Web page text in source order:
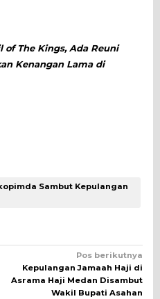
of The Kings, Ada Reuni
Kenangan Lama di
Sambut Kepulangan
Pos berikutnya
Kepulangan Jamaah Haji di
Asrama Haji Medan Disambut
Wakil Bupati Asahan